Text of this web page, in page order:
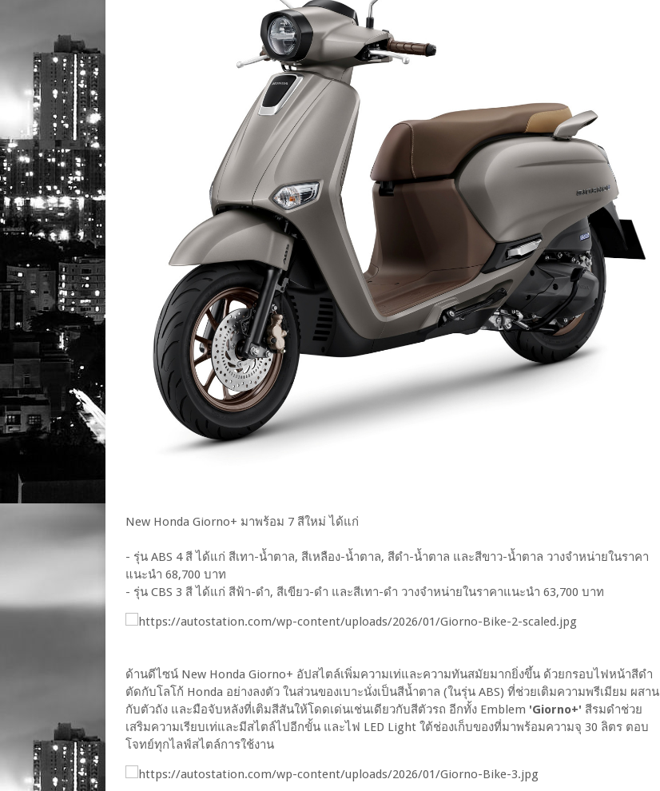
New Honda Giorno+ มาพร้อม 7 สีใหม่ ได้แก่
- รุ่น ABS 4 สี ได้แก่ สีเทา-น้ำตาล, สีเหลือง-น้ำตาล, สีดำ-น้ำตาล และสีขาว-น้ำตาล วางจำหน่ายในราคา
แนะนำ 68,700 บาท
- รุ่น CBS 3 สี ได้แก่ สีฟ้า-ดำ, สีเขียว-ดำ และสีเทา-ดำ วางจำหน่ายในราคาแนะนำ 63,700 บาท
ด้านดีไซน์ New Honda Giorno+ อัปสไตล์เพิ่มความเท่และความทันสมัยมากยิ่งขึ้น ด้วยกรอบไฟหน้าสีดำ
ตัดกับโลโก้ Honda อย่างลงตัว ในส่วนของเบาะนั่งเป็นสีน้ำตาล (ในรุ่น ABS) ที่ช่วยเติมความพรีเมียม ผสาน
กับตัวถัง และมือจับหลังที่เติมสีสันให้โดดเด่นเช่นเดียวกับสีตัวรถ อีกทั้ง Emblem 'Giorno+' สีรมดำช่วย
เสริมความเรียบเท่และมีสไตล์ไปอีกขั้น และไฟ LED Light ใต้ช่องเก็บของที่มาพร้อมความจุ 30 ลิตร ตอบ
โจทย์ทุกไลฟ์สไตล์การใช้งาน